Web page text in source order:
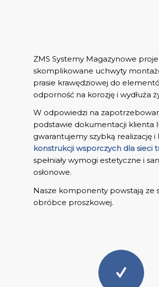
ZMS Systemy Magazynowe
skomplikowane uchwyty
prasie krawędziowej do
odporność na korozję i wydłuża
W odpowiedzi na
podstawie dokumentacji klienta
gwarantujemy szybką realizację
konstrukcji wsporczych dla sieci
spełniały wymogi estetyczne i
osłonowe.
Nasze komponenty powstają ze
obróbce proszkowej.